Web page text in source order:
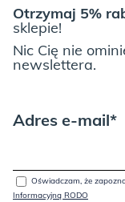
Otrzymaj 5%
sklepie!
Nic Cię nie
newslettera.
Adres e-mail*
Oświadczam, że
Informacyjną RODO